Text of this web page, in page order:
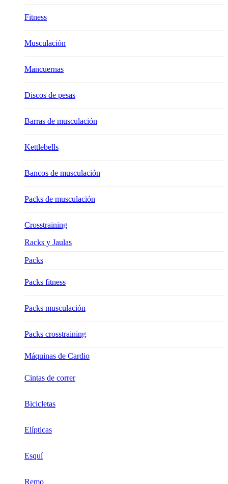
Fitness
Musculación
Mancuernas
Discos de pesas
Barras de musculación
Kettlebells
Bancos de musculación
Packs de musculación
Crosstraining
Racks y Jaulas
Packs
Packs fitness
Packs musculación
Packs crosstraining
Máquinas de Cardio
Cintas de correr
Bicicletas
Elípticas
Esquí
Remo